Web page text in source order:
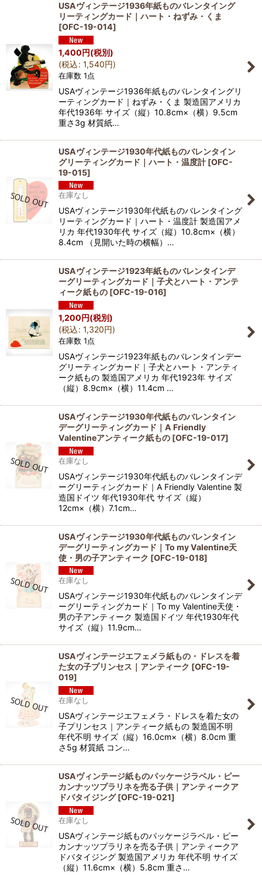
USAヴィンテージ1936年紙ものバレンタイング
リーティングカード｜ハート・ねずみ・くま
[OFC-19-014]
1,400円(税別)
(税込: 1,540円)
在庫数 1点
USAヴィンテージ1936年紙ものバレンタイングリ
ーティングカード｜ねずみ・くま 製造国アメリカ
年代1936年 サイズ（縦）10.8cm×（横）9.5cm
重さ3g 材質紙…
USAヴィンテージ1930年代紙ものバレンタイン
グリーティングカード｜ハート・温度計 [OFC-
19-015]
在庫なし
USAヴィンテージ1930年代紙ものバレンタイング
リーティングカード｜ハート・温度計 製造国アメ
リカ 年代1930年代 サイズ（縦）10.8cm×（横）
8.4cm （見開いた時の横幅）…
USAヴィンテージ1923年紙ものバレンタインデ
ーグリーティングカード｜子犬とハート・アンテ
ィーク紙もの [OFC-19-016]
1,200円(税別)
(税込: 1,320円)
在庫数 1点
USAヴィンテージ1923年紙ものバレンタインデー
グリーティングカード｜子犬とハート・アンティ
ーク紙もの 製造国アメリカ 年代1923年 サイズ
（縦）8.9cm×（横）11.4cm …
USAヴィンテージ1930年代紙ものバレンタイン
デーグリーティングカード｜A Friendly
Valentineアンティーク紙もの [OFC-19-017]
在庫なし
USAヴィンテージ1930年代紙ものバレンタインデ
ーグリーティングカード｜A Friendly Valentine 製
造国ドイツ 年代1930年代 サイズ（縦）
12cm×（横）7.1cm…
USAヴィンテージ1930年代紙ものバレンタイン
デーグリーティングカード｜To my Valentine天
使・男の子アンティーク [OFC-19-018]
在庫なし
USAヴィンテージ1930年代紙ものバレンタインデ
ーグリーティングカード｜To my Valentine天使・
男の子アンティーク 製造国ドイツ 年代1930年代
サイズ（縦）11.9cm…
USAヴィンテージエフェメラ紙もの・ドレスを着
た女の子プリンセス｜アンティーク [OFC-19-
019]
在庫なし
USAヴィンテージエフェメラ・ドレスを着た女の
子プリンセス｜アンティーク紙もの 製造国不明
年代不明 サイズ（縦）16.0cm×（横）8.0cm 重
さ5g 材質紙 コン…
USAヴィンテージ紙ものパッケージラベル・ピー
カンナッツプラリネを売る子供｜アンティークア
ドバタイジング [OFC-19-021]
在庫なし
USAヴィンテージ紙ものパッケージラベル・ピー
カンナッツプラリネを売る子供｜アンティークア
ドバタイジング 製造国アメリカ 年代不明 サイズ
（縦）11.6cm×（横）5.8cm 重さ…